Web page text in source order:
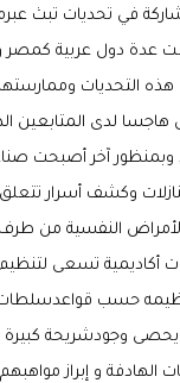
في تحديات تبث
دول عربية كمصر
هذه التحديات
هاجسا لدى المتابعين
, وبمنظور آخر
وكشف أسرار
النفسية من
أكاديمية تسعى
حسب قواعدسلطات
يحصى وجودشريحة
الهادفة و إبراز